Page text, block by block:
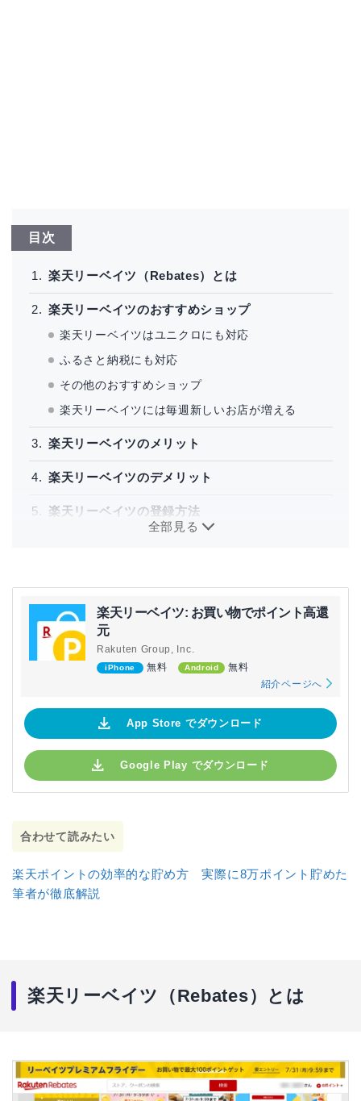
目次
楽天リーベイツ（Rebates）とは
楽天リーベイツのおすすめショップ
楽天リーベイツはユニクロにも対応
ふるさと納税にも対応
その他のおすすめショップ
楽天リーベイツには毎週新しいお店が増える
楽天リーベイツのメリット
楽天リーベイツのデメリット
楽天リーベイツの登録方法
楽天カードの支払いに利用
期間限定ポイントは楽天ペイがおすすめ
楽天市場では利用しない
楽天リーベイツで効率良くポイントを獲得する方
キャンペーンやセールの時期に買い物をする
楽天リーベイツの買い物は楽天カードで支払う
ット！
全部見る
楽天リーベイツ: お買い物でポイント高還
元
Rakuten Group, Inc.
iPhone 無料 Android
無料
紹介ページへ
App Store でダウンロード
Google Play でダウンロード
合わせて読みたい
楽天ポイントの効率的な貯め方 実際に8万ポイント貯めた
筆者が徹底解説
楽天リーベイツ（Rebates）とは